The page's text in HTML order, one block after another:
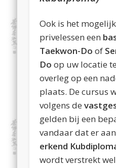
Ook is het
privelessen een
Taekwon-Do of
Do op uw locatie
overleg op een
plaats. De cursus
volgens de
gelden bij een
vandaar dat er
erkend
wordt verstrekt